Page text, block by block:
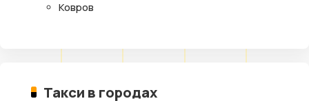
Ковров
Такси в городах